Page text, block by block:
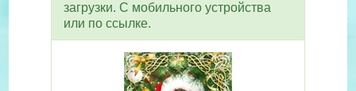
загрузки. С мобильного устройства
или по ссылке.